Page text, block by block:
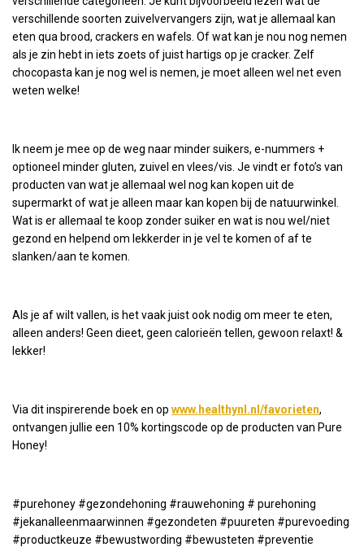
verschillende soorten zuivelvervangers zijn, wat je allemaal kan
eten qua brood, crackers en wafels. Of wat kan je nou nog nemen
als je zin hebt in iets zoets of juist hartigs op je cracker. Zelf
chocopasta kan je nog wel is nemen, je moet alleen wel net even
weten welke!
Ik neem je mee op de weg naar minder suikers, e-nummers +
optioneel minder gluten, zuivel en vlees/vis. Je vindt er foto’s van
producten van wat je allemaal wel nog kan kopen uit de
supermarkt of wat je alleen maar kan kopen bij de natuurwinkel.
Wat is er allemaal te koop zonder suiker en wat is nou wel/niet
gezond en helpend om lekkerder in je vel te komen of af te
slanken/aan te komen.
Als je af wilt vallen, is het vaak juist ook nodig om meer te eten,
alleen anders! Geen dieet, geen calorieën tellen, gewoon relaxt! &
lekker!
Via dit inspirerende boek en op www.healthynl.nl/favorieten,
ontvangen jullie een 10% kortingscode op de producten van Pure
Honey!
#purehoney #gezondehoning #rauwehoning # purehoning
#jekanalleenmaarwinnen #gezondeten #puureten #purevoeding
#productkeuze #bewustwording #bewusteten #preventie